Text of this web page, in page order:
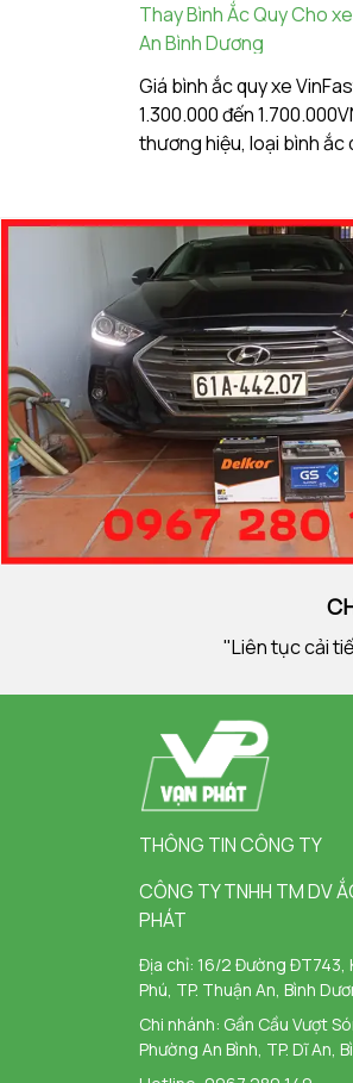
Thay Bình Ắc Quy Cho
An Bình Dương
Giá bình ắc quy xe
1.300.000 đến
thương hiệu, loại bình ắc
hàng đầu về giá bình ắc
"Liên tục cải
THÔNG TIN CÔNG TY
CÔNG TY TNHH TM DV
PHÁT
Địa chỉ: 16/2 Đường ĐT743,
Phú, TP. Thuận An, Bình
Chi nhánh: Gần Cầu Vượt
Phường An Bình, TP. Dĩ An,